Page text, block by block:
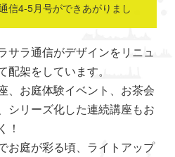
信4-5月号ができあがりまし
サラ通信がデザインをリニュ
配架をしています。
、お庭体験イベント、お茶会
シリーズ化した連続講座もお
！
お庭が彩る頃、ライトアップ